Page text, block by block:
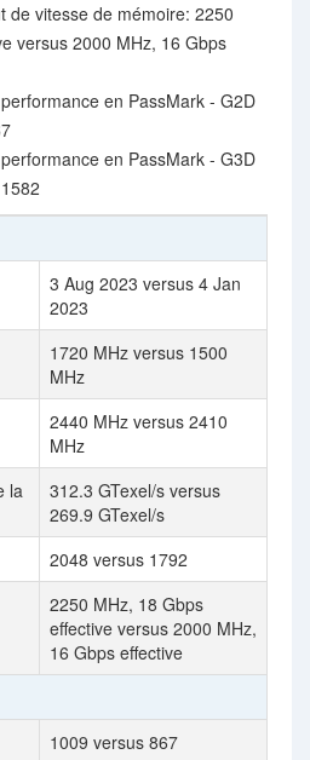
de vitesse de mémoire: 2250
versus 2000 MHz, 16 Gbps
en PassMark - G2D
en PassMark - G3D
3 Aug 2023 versus 4 Jan
2023
1720 MHz versus 1500
MHz
2440 MHz versus 2410
MHz
la
312.3 GTexel/s versus
269.9 GTexel/s
2048 versus 1792
2250 MHz, 18 Gbps
effective versus 2000 MHz,
16 Gbps effective
1009 versus 867